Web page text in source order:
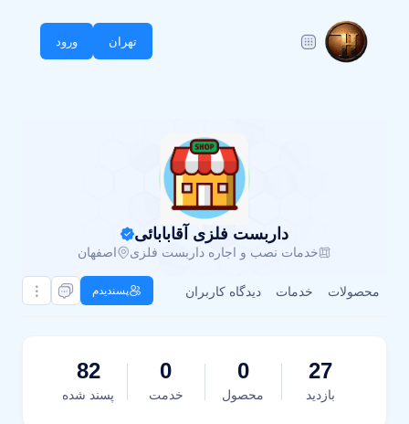
تهران ورود
داربست فلزی آقابابائی
خدمات نصب و اجاره داربست فلزی اصفهان
محصولات خدمات دیدگاه کاربران پسندیدم
27
بازدید
0
محصول
0
خدمت
82
پسند شده